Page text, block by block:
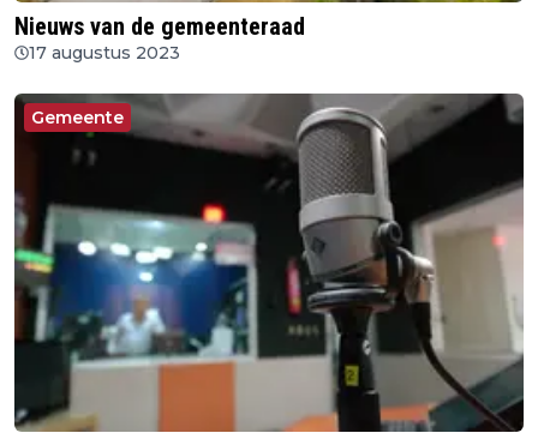
Nieuws van de gemeenteraad
17 augustus 2023
Gemeente